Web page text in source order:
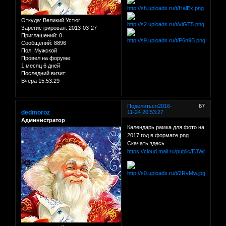
Откуда: Великий Устюг
Зарегистрирован: 2013-03-27
Приглашений: 0
Сообщений: 8896
Пол: Мужской
Провел на форуме:
1 месяц 6 дней
Последний визит:
Вчера 15:53:29
Поделиться 67
2016-
11-24 20:53:27
dedmoroz
Администратор
Календарь рамка для фото на
2017 год в формате png
Скачать здесь
https://cloud.mail.ru/public/EJWp/